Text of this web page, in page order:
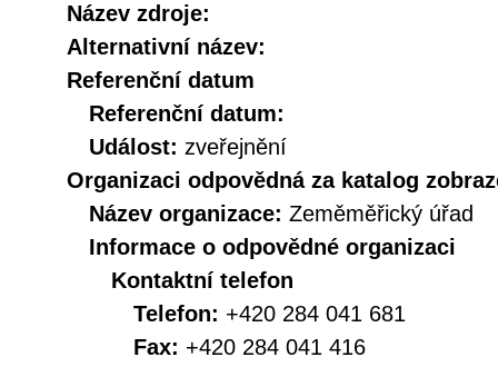
Název zdroje:
Alternativní název:
Referenční datum
Referenční datum:
Událost: zveřejnění
Organizaci odpovědná za katalog
Název organizace: Zeměměřický úřad
Informace o odpovědné organizaci
Kontaktní telefon
Telefon: +420 284 041 681
Fax: +420 284 041 416